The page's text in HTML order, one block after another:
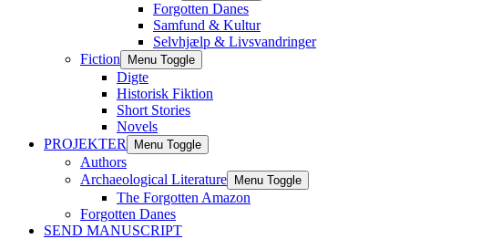
Forgotten Danes
Samfund & Kultur
Selvhjælp & Livsvandringer
Fiction
Menu Toggle
Digte
Historisk Fiktion
Short Stories
Novels
PROJEKTER
Menu Toggle
Authors
Archaeological Literature
Menu Toggle
The Forgotten Amazon
Forgotten Danes
SEND MANUSCRIPT